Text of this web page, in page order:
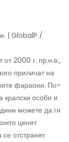
| GlobalP /
от 2000 г. пр.н.е.,
приличат на
фараони. По-
кралски особи и
можете да ги
ценят
отстранят